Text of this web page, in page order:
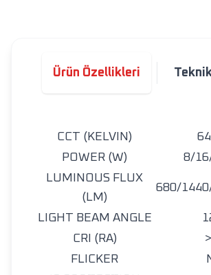
Ürün Özellikleri
CCT (KELVIN)
POWER (W)
8/
LUMINOUS FLUX
(LM)
680/
LIGHT BEAM ANGLE
CRI (RA)
FLICKER